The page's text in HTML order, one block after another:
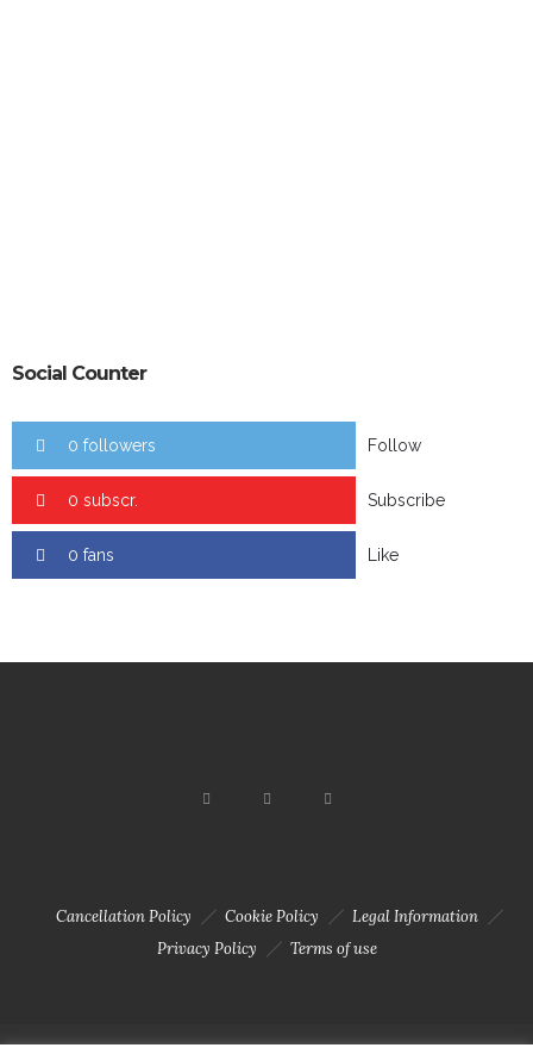
Social Counter
0 followers Follow
0 subscr. Subscribe
0 fans Like
Cancellation Policy Cookie Policy
Legal Information
Privacy Policy
Terms of use